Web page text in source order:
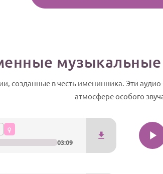
музыкальные
созданные в честь именинника. Эти
атмосфере особого
03:09